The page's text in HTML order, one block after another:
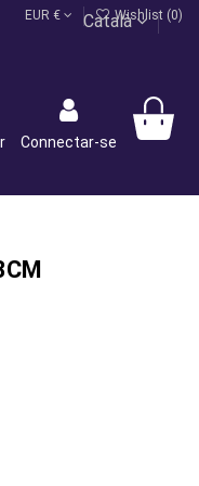
Català
EUR € Wishlist (0)
Connectar-se